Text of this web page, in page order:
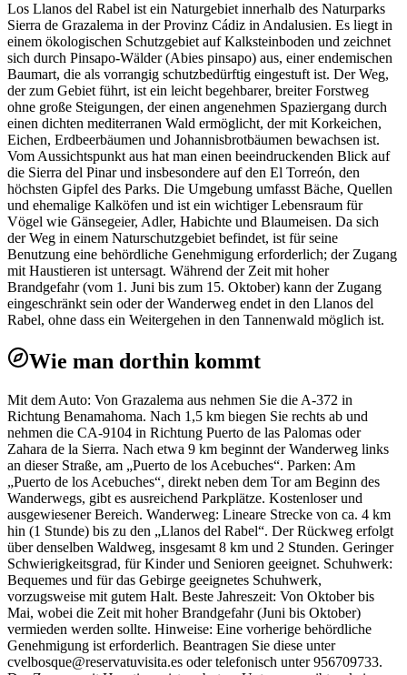
Los Llanos del Rabel ist ein Naturgebiet innerhalb des Naturparks
Sierra de Grazalema in der Provinz Cádiz in Andalusien. Es liegt in
einem ökologischen Schutzgebiet auf Kalksteinboden und zeichnet
sich durch Pinsapo-Wälder (Abies pinsapo) aus, einer endemischen
Baumart, die als vorrangig schutzbedürftig eingestuft ist. Der Weg,
der zum Gebiet führt, ist ein leicht begehbarer, breiter Forstweg
ohne große Steigungen, der einen angenehmen Spaziergang durch
einen dichten mediterranen Wald ermöglicht, der mit Korkeichen,
Eichen, Erdbeerbäumen und Johannisbrotbäumen bewachsen ist.
Vom Aussichtspunkt aus hat man einen beeindruckenden Blick auf
die Sierra del Pinar und insbesondere auf den El Torreón, den
höchsten Gipfel des Parks. Die Umgebung umfasst Bäche, Quellen
und ehemalige Kalköfen und ist ein wichtiger Lebensraum für
Vögel wie Gänsegeier, Adler, Habichte und Blaumeisen. Da sich
der Weg in einem Naturschutzgebiet befindet, ist für seine
Benutzung eine behördliche Genehmigung erforderlich; der Zugang
mit Haustieren ist untersagt. Während der Zeit mit hoher
Brandgefahr (vom 1. Juni bis zum 15. Oktober) kann der Zugang
eingeschränkt sein oder der Wanderweg endet in den Llanos del
Rabel, ohne dass ein Weitergehen in den Tannenwald möglich ist.
Wie man dorthin kommt
Mit dem Auto: Von Grazalema aus nehmen Sie die A-372 in
Richtung Benamahoma. Nach 1,5 km biegen Sie rechts ab und
nehmen die CA-9104 in Richtung Puerto de las Palomas oder
Zahara de la Sierra. Nach etwa 9 km beginnt der Wanderweg links
an dieser Straße, am „Puerto de los Acebuches“. Parken: Am
„Puerto de los Acebuches“, direkt neben dem Tor am Beginn des
Wanderwegs, gibt es ausreichend Parkplätze. Kostenloser und
ausgewiesener Bereich. Wanderweg: Lineare Strecke von ca. 4 km
hin (1 Stunde) bis zu den „Llanos del Rabel“. Der Rückweg erfolgt
über denselben Waldweg, insgesamt 8 km und 2 Stunden. Geringer
Schwierigkeitsgrad, für Kinder und Senioren geeignet. Schuhwerk:
Bequemes und für das Gebirge geeignetes Schuhwerk,
vorzugsweise mit gutem Halt. Beste Jahreszeit: Von Oktober bis
Mai, wobei die Zeit mit hoher Brandgefahr (Juni bis Oktober)
vermieden werden sollte. Hinweise: Eine vorherige behördliche
Genehmigung ist erforderlich. Beantragen Sie diese unter
cvelbosque@reservatuvisita.es oder telefonisch unter 956709733.